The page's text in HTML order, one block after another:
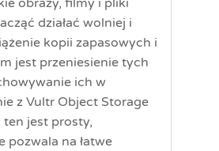
obrazy, filmy i pliki
działać wolniej i
kopii zapasowych i
jest przeniesienie tych
ich w
z Vultr Object Storage
ten jest prosty,
pozwala na łatwe